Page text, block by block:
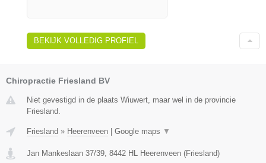
BEKIJK VOLLEDIG PROFIEL
Chiropractie Friesland BV
Niet gevestigd in de plaats Wiuwert, maar wel in de provincie
Friesland.
Friesland » Heerenveen | Google maps ▼
Jan Mankeslaan 37/39 8442 HL Heerenveen (Friesland)